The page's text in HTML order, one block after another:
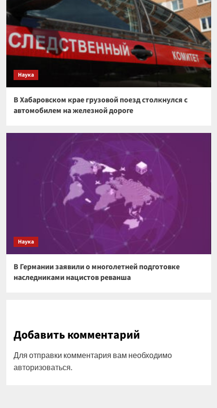
Наука
В Хабаровском крае грузовой поезд столкнулся с
автомобилем на железной дороге
Наука
В Германии заявили о многолетней подготовке
наследниками нацистов реванша
Добавить комментарий
Для отправки комментария вам необходимо
авторизоваться.